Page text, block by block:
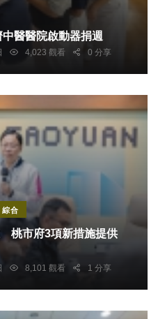
醫醫院啟動器捐週
4,023 觀看 0 分享
綜合
桃市府3項新措施提供
8,101 觀看 1 分享